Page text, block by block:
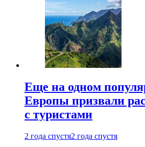
Еще на одном
Европы призвали
с туристами
2 года спустя2 года спустя